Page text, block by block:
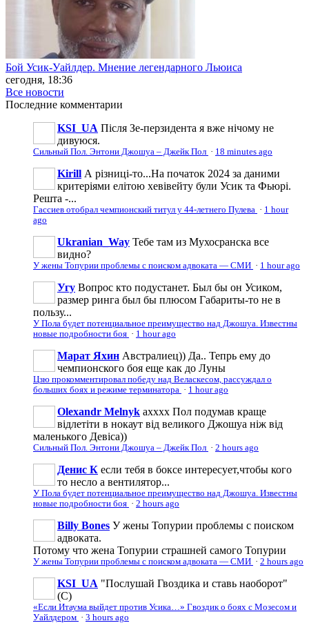
Бой Усик-Уайлдер. Мнение легендарного Льюиса
сегодня, 18:36
Все новости
Последние комментарии
KSI_UA Після Зе-перзидента я вже нічому не
дивуюся.
Сильный Пол. Энтони Джошуа – Джейк Пол · 18 minutes ago
Kirill А різниці-то...На початок 2024 за даними
критеріями елітою хевівейту були Усик та Фьюрі.
Решта -...
Гассиев отобрал чемпионский титул у 44-летнего Пулева · 1 hour
ago
Ukranian_Way Тебе там из Мухосранска все
видно?
У жены Топурии проблемы с поиском адвоката — СМИ · 1 hour ago
Угу Вопрос кто подустанет. Был бы он Усиком,
размер ринга был бы плюсом Габариты-то не в
пользу...
У Пола будет потенциальное преимущество над Джошуа. Известны
новые подробности боя · 1 hour ago
Марат Яхин Австралиец)) Да.. Тепрь ему до
чемпионского боя еще как до Луны
Цзю прокомментировал победу над Веласкесом, рассуждал о
больших боях и режиме терминатора · 1 hour ago
Olexandr Melnyk ахххх Пол подумав краще
відлетіти в нокаут від великого Джошуа ніж від
маленького Девіса))
Сильный Пол. Энтони Джошуа – Джейк Пол · 2 hours ago
Денис К если тебя в боксе интересует,чтобы кого
то несло а вентилятор...
У Пола будет потенциальное преимущество над Джошуа. Известны
новые подробности боя · 2 hours ago
Billy Bones У жены Топурии проблемы с поиском
адвоката.
Потому что жена Топурии страшней самого Топурии
У жены Топурии проблемы с поиском адвоката — СМИ · 2 hours ago
KSI_UA "Послушай Гвоздика и ставь наоборот"
(С)
«Если Итаума выйдет против Усика…» Гвоздик о боях с Мозесом и
Уайлдером · 3 hours ago